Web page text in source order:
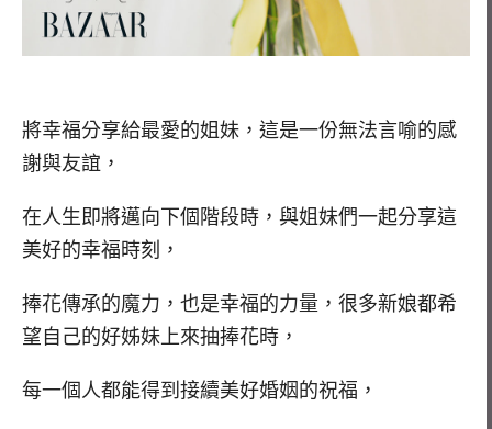
將幸福分享給最愛的姐妹，這是一份無法言喻的感
謝與友誼，
在人生即將邁向下個階段時， 與姐妹們一起分享這
美好的幸福時刻，
捧花傳承的魔力，也是幸福的力量， 很多新娘都希
望自己的好姊妹上來抽捧花時，
每一個人都能得到接續美好婚姻的祝福，